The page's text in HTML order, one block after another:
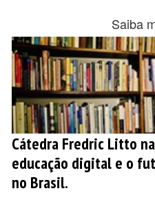
Saiba
Cátedra Fredric Litto
educação digital e o
no Brasil.